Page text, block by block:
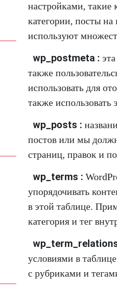
настройками, такие
категории, посты
используют
wp_postmeta :
также
использовать для
также использовать
wp_posts :
постов или мы
страниц, правок и
wp_terms :
упорядочивать
в этой таблице.
категория и тег
условиями в
с рубриками и